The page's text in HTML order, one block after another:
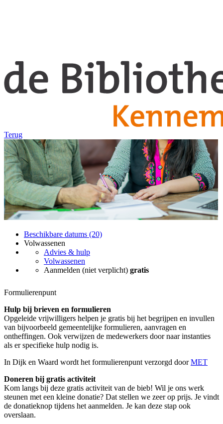
Terug
Beschikbare datums (20)
Volwassenen
Advies & hulp
Volwassenen
Aanmelden (niet verplicht) gratis
Formulierenpunt
Hulp bij brieven en formulieren
Opgeleide vrijwilligers helpen je gratis bij het begrijpen en invullen
van bijvoorbeeld gemeentelijke formulieren, aanvragen en
ontheffingen. Ook verwijzen de medewerkers door naar instanties
als er specifieke hulp nodig is.
In Dijk en Waard wordt het formulierenpunt verzorgd doorMET
Doneren bij gratis activiteit
Kom langs bij deze gratis activiteit van de bieb! Wil je ons werk
steunen met een kleine donatie? Dat stellen we zeer op prijs. Je vindt
de donatieknop tijdens het aanmelden. Je kan deze stap ook
overslaan.